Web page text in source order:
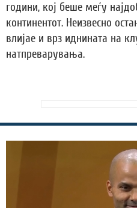
години, кој беше меѓу
континентот. Неизвесно
влијае и врз иднината на
натпреварувања.